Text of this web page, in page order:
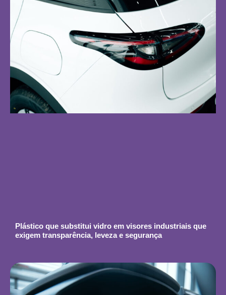
Plástico que substitui vidro em visores industriais que
exigem transparência, leveza e segurança